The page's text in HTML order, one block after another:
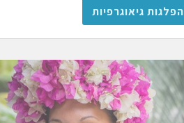
הפלגות גיאוגרפיות